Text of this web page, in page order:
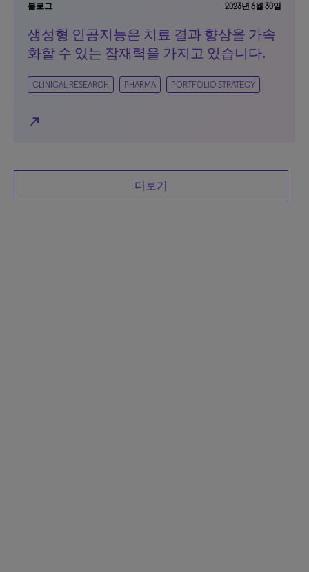
블로그 2023년 6월 30일
생성형 인공지능은 치료 결과 향상을 가속
화할 수 있는 잠재력을 가지고 있습니다.
CLINICAL RESEARCH PHARMA PORTFOLIO STRATEGY
north_east
더보기